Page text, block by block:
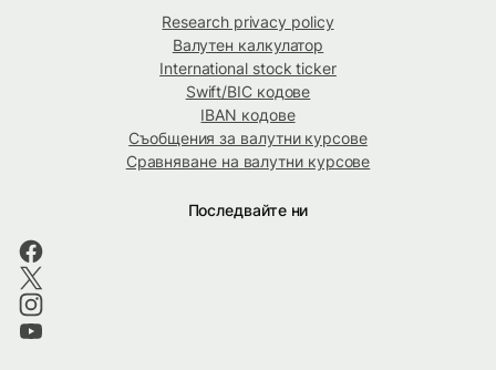
Research privacy policy
Валутен калкулатор
International stock ticker
Swift/BIC кодове
IBAN кодове
Съобщения за валутни курсове
Сравняване на валутни курсове
Последвайте ни